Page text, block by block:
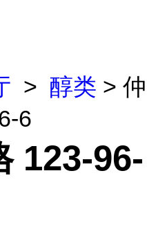
> 醇类 > 仲
6
123-96-